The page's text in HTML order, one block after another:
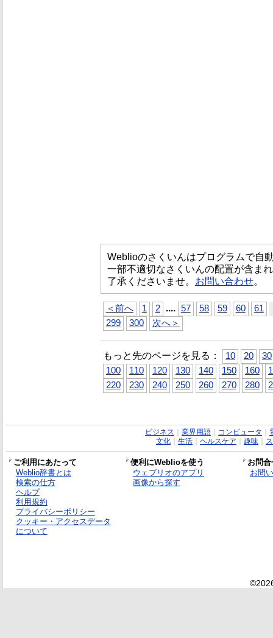
Weblioのさくいんはプログラムで自
一部不適切なさくいんの配置が含ま
了承くださいませ。 お問い合わせ。
＜前へ 1 2 .... 57 58 59 60 61
299
300 次へ＞
もっと先のページを見る： 10 20
30
100
110 120 130 140 150 160
220
230 240 250 260 270 280
ビジネス 業界用語｜ コンピュータ
文化｜ 生活｜ ヘルスケア 趣味｜
ご利用にあたって 便利にWeblioを使う
お問
Weblio辞書とは
検索の仕方
ヘルプ
利用規約
プライバシーポリシー
クッキー・アクセスデータ
について
ウェブリオのアプリ
画像から探す
お問